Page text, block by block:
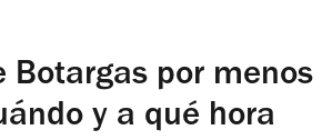
Botargas por menos
y a qué hora